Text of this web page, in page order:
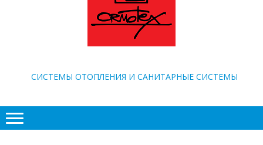
CИСТЕМЫ ОТОПЛЕНИЯ И САНИТАРНЫЕ СИСТЕМЫ